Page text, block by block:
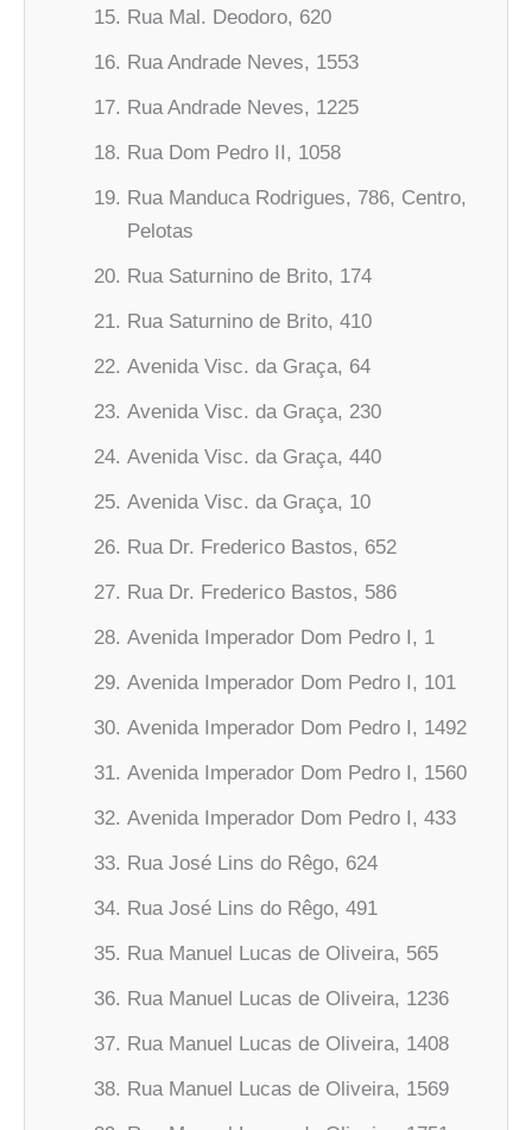
Rua Mal. Deodoro, 620
Rua Andrade Neves, 1553
Rua Andrade Neves, 1225
Rua Dom Pedro II, 1058
Rua Manduca Rodrigues, 786, Centro,
Pelotas
Rua Saturnino de Brito, 174
Rua Saturnino de Brito, 410
Avenida Visc. da Graça, 64
Avenida Visc. da Graça, 230
Avenida Visc. da Graça, 440
Avenida Visc. da Graça, 10
Rua Dr. Frederico Bastos, 652
Rua Dr. Frederico Bastos, 586
Avenida Imperador Dom Pedro I, 1
Avenida Imperador Dom Pedro I, 101
Avenida Imperador Dom Pedro I, 1492
Avenida Imperador Dom Pedro I, 1560
Avenida Imperador Dom Pedro I, 433
Rua José Lins do Rêgo, 624
Rua José Lins do Rêgo, 491
Rua Manuel Lucas de Oliveira, 565
Rua Manuel Lucas de Oliveira, 1236
Rua Manuel Lucas de Oliveira, 1408
Rua Manuel Lucas de Oliveira, 1569